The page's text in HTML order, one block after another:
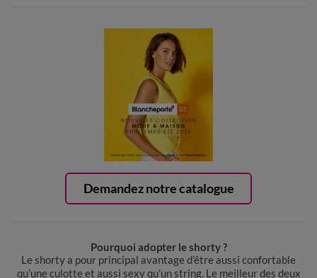
Demandez notre catalogue
Pourquoi adopter le shorty ?
Le shorty a pour principal avantage d’être aussi confortable
qu’une culotte et aussi sexy qu’un string. Le meilleur des deux